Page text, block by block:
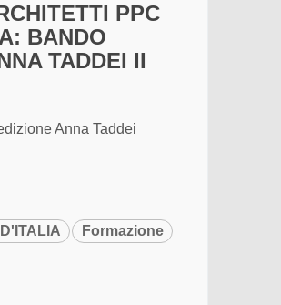
PPC
BANDO
TADDEI II
Anna Taddei
Formazione